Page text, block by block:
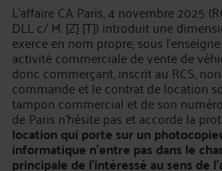
L’affaire CA Paris, 4 novembre 2025
DLL c/ M. [Z] [T]) introduit une
exerce en nom propre, sous l’enseigne
activité commerciale de vente de
donc commerçant, inscrit au RCS,
commande et le contrat de location
tampon commercial et de son numéro
de Paris n’hésite pas et accorde la
location qui porte sur un
informatique n’entre pas dans le
principale de l’intéressé au sens de